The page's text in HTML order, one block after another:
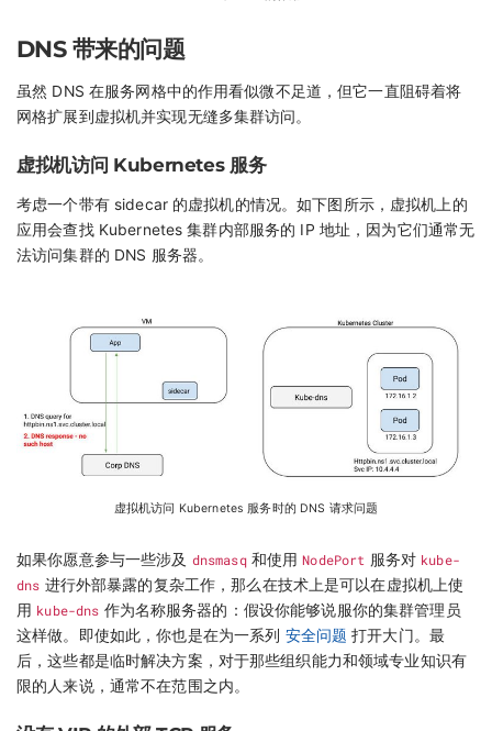
DNS 带来的问题
虽然 DNS 在服务网格中的作用看似微不足道，但它一直阻碍着将
网格扩展到虚拟机并实现无缝多集群访问。
虚拟机访问 Kubernetes 服务
考虑一个带有 sidecar 的虚拟机的情况。如下图所示，虚拟机上的
应用会查找 Kubernetes 集群内部服务的 IP 地址，因为它们通常无
法访问集群的 DNS 服务器。
虚拟机访问 Kubernetes 服务时的 DNS 请求问题
如果你愿意参与一些涉及 dnsmasq和使用NodePort 服务对 kube-
dns 进行外部暴露的复杂工作，那么在技术上是可以在虚拟机上使
用 kube-dns 作为名称服务器的：假设你能够说服你的集群管理员
这样做。即使如此，你也是在为一系列 安全问题 打开大门。最
后，这些都是临时解决方案，对于那些组织能力和领域专业知识有
限的人来说，通常不在范围之内。